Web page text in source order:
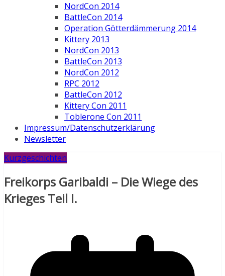
NordCon 2014
BattleCon 2014
Operation Götterdämmerung 2014
Kittery 2013
NordCon 2013
BattleCon 2013
NordCon 2012
RPC 2012
BattleCon 2012
Kittery Con 2011
Toblerone Con 2011
Impressum/Datenschutzerklärung
Newsletter
Kurzgeschichten
Freikorps Garibaldi – Die Wiege des
Krieges Teil I.